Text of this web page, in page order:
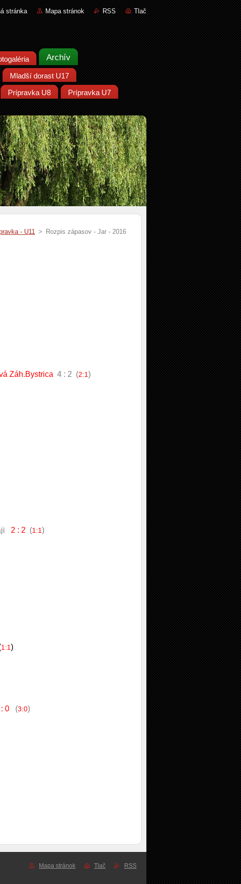
stránka Mapa stránok RSS Tlač
Archív
Mladší dorast U17
Prípravka U8 Prípravka U7
- U11 > Rozpis zápasov - Jar - 2016
Záh.Bystrica 4 : 2 (2:1)
2 : 2 (1:1)
1:1)
0 (3:0)
Mapa stránok Tlač RSS